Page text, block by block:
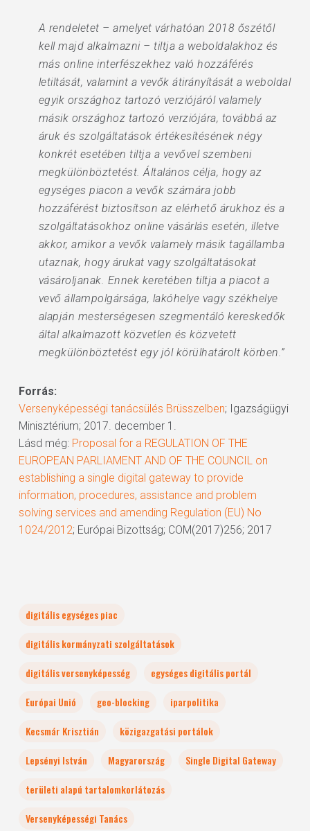
A rendeletet – amelyet várhatóan 2018 őszétől
kell majd alkalmazni – tiltja a weboldalakhoz és
más online interfészekhez való hozzáférés
letiltását, valamint a vevők átirányítását a weboldal
egyik országhoz tartozó verziójáról valamely
másik országhoz tartozó verziójára, továbbá az
áruk és szolgáltatások értékesítésének négy
konkrét esetében tiltja a vevővel szembeni
megkülönböztetést. Általános célja, hogy az
egységes piacon a vevők számára jobb
hozzáférést biztosítson az elérhető árukhoz és a
szolgáltatásokhoz online vásárlás esetén, illetve
akkor, amikor a vevők valamely másik tagállamba
utaznak, hogy árukat vagy szolgáltatásokat
vásároljanak. Ennek keretében tiltja a piacot a
vevő állampolgársága, lakóhelye vagy székhelye
alapján mesterségesen szegmentáló kereskedők
által alkalmazott közvetlen és közvetett
megkülönböztetést egy jól körülhatárolt körben.”
Forrás:
Versenyképességi tanácsülés Brüsszelben; Igazságügyi
Minisztérium; 2017. december 1.
Lásd még: Proposal for a REGULATION OF THE
EUROPEAN PARLIAMENT AND OF THE COUNCIL on
establishing a single digital gateway to provide
information, procedures, assistance and problem
solving services and amending Regulation (EU) No
1024/2012; Európai Bizottság; COM(2017)256; 2017
digitális egységes piac
digitális kormányzati szolgáltatások
digitális versenyképesség
egységes digitális portál
Európai Unió
geo-blocking
iparpolitika
Kecsmár Krisztián
közigazgatási portálok
Lepsényi István
Magyarország
Single Digital Gateway
területi alapú tartalomkorlátozás
Versenyképességi Tanács